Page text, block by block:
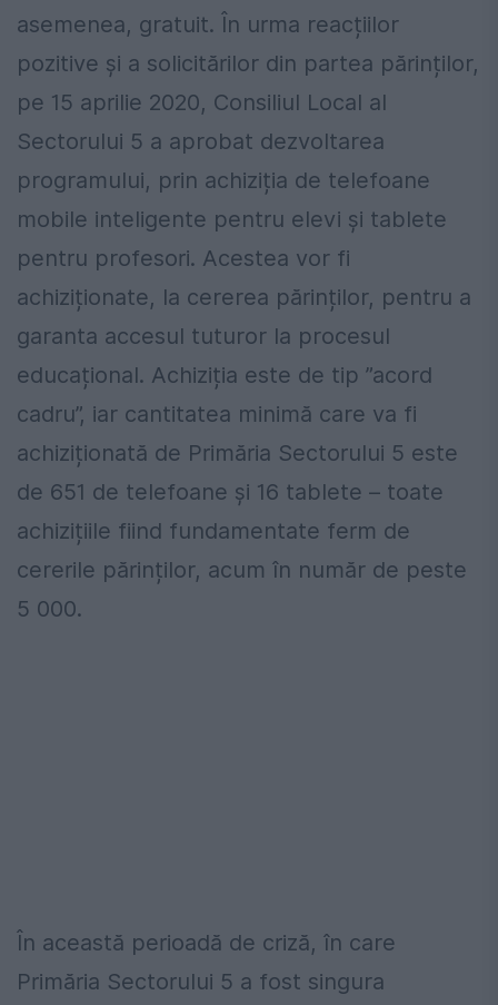
asemenea, gratuit. În urma reacțiilor
pozitive și a solicitărilor din partea părinților,
pe 15 aprilie 2020, Consiliul Local al
Sectorului 5 a aprobat dezvoltarea
programului, prin achiziția de telefoane
mobile inteligente pentru elevi și tablete
pentru profesori. Acestea vor fi
achiziționate, la cererea părinților, pentru a
garanta accesul tuturor la procesul
educațional. Achiziția este de tip ”acord
cadru”, iar cantitatea minimă care va fi
achiziționată de Primăria Sectorului 5 este
de 651 de telefoane și 16 tablete – toate
achizițiile fiind fundamentate ferm de
cererile părinților, acum în număr de peste
5 000.
În această perioadă de criză, în care
Primăria Sectorului 5 a fost singura